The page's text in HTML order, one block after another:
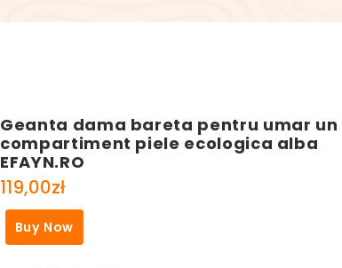
Geanta dama bareta pentru umar un
compartiment piele ecologica alba
EFAYN.RO
119,00zł
Buy Now